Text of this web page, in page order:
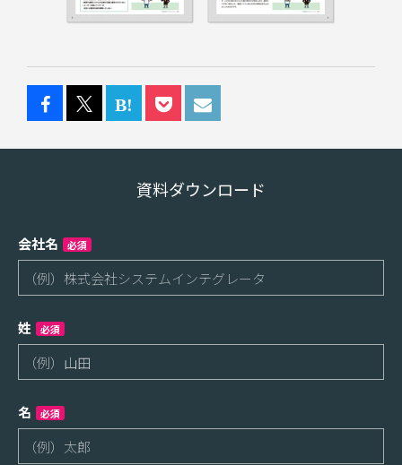
資料ダウンロード
会社名 必須
姓 必須
名 必須